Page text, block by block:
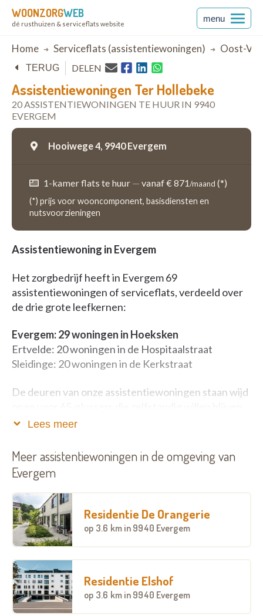
WOONZORGWEB
dé rusthuizen & serviceflats website
menu
Breadcrumb
Home Serviceflats (assistentiewoningen) Oost-
Assistentiewoningen Ter Hollebeke
20 ASSISTENTIEWONINGEN TE HUUR IN 9940
EVERGEM
TERUG DELEN
Hooiwege 4, 9940 Evergem
1-kamer flats te huur — vanaf € 871/maand (*)
(*) prijs voor wooncomponent, basisdiensten en
nutsvoorzieningen
Assistentiewoning in Evergem
Het zorgbedrijf heeft in Evergem 69
assistentiewoningen of serviceflats, verdeeld over
de drie grote leefkernen:
Evergem: 29 woningen in Hoeksken
Ertvelde: 20 woningen in de Hospitaalstraat
Sleidinge: 20 woningen in de Kerkstraat
De deuren van onze assistentiewoningen staan wijd
wonen. Ben je jonger maar heb je interesse? Geen
plek is. Maximaal een kwart van onze bewoners is
jonger dan 65. Je woont hier niet alleen comfortabel,
maar je hebt ook toegang tot allerlei handige
diensten in het woonzorgcentrum of het lokaal
dienstencentrum in Evergem, gewoon om de hoek.
Elke assistentiewoning heeft:
Een inkom;
Een woonkamer met eethoek en zithoek;
Een ingericht keukentje;
Een bergruimte met aansluitingsmogelijkheid voor
Lees meer
Meer assistentiewoningen in de omgeving van
Evergem
Residentie De Orangerie
op 3.6 km in 9940 Evergem
Residentie Elshof
op 3.6 km in 9940 Evergem